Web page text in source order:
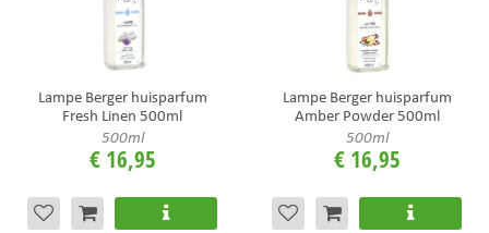
Lampe Berger huisparfum
Fresh Linen 500ml
500ml
€ 16,95
Lampe Berger huisparfum
Amber Powder 500ml
500ml
€ 16,95